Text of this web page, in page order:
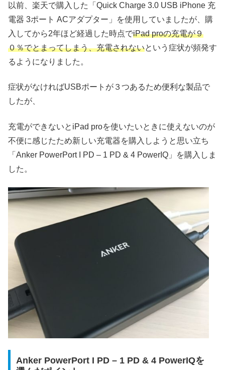
以前、楽天で購入した「Quick Charge 3.0 USB iPhone 充
電器 3ポート ACアダプター」を使用していましたが、購
入してから2年ほど経過した時点でiPad proの充電が９
０％でとまってしまう、充電されないという症状が頻発す
るようになりました。
症状がなければUSBポートが３つあるため便利な製品で
したが、
充電ができないとiPad proを使いたいときに使えないのが
不便に感じたため新しい充電器を購入しようと思い立ち
「Anker PowerPort I PD – 1 PD & 4 PowerIQ」を購入しま
した。
Anker PowerPort I PD – 1 PD & 4 PowerIQを